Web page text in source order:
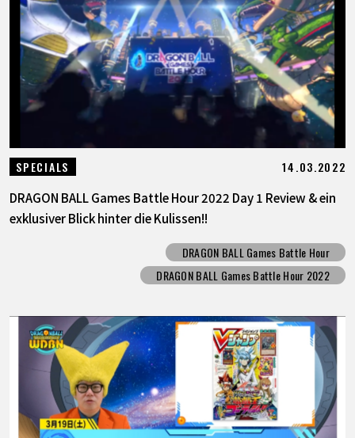
SPECIALS 14.03.2022
DRAGON BALL Games Battle Hour 2022 Day 1 Review & ein
exklusiver Blick hinter die Kulissen!!
DRAGON BALL Games Battle Hour
DRAGON BALL Games Battle Hour 2022